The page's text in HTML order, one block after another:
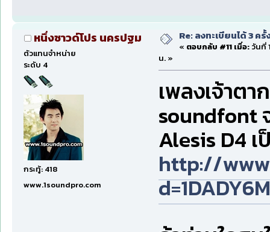
หนึ่งซาวด์โปร นครปฐม
ตัวแทนจำหน่าย
ระดับ 4
กระทู้: 418
www.1soundpro.com
Re: ลงทะเบียนได้ 3 ค
« ตอบกลับ #11 เมื่อ:วันที่
น. »
เพลงเจ้าต
soundfont
Alesis D4
http://